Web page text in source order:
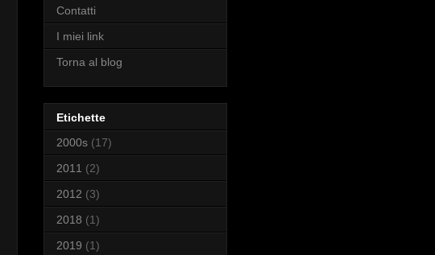
Contatti
I miei link
Torna al blog
Etichette
2000s (17)
2011 (2)
2012 (3)
2018 (1)
2019 (1)